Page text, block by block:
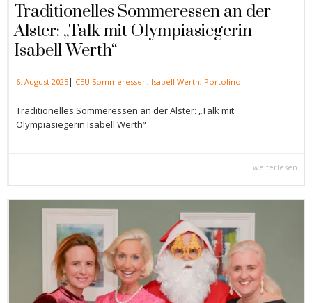
Traditionelles Sommeressen an der
Alster: „Talk mit Olympiasiegerin
Isabell Werth“
6. August 2025| CEU Sommeressen, Isabell Werth, Portolino
Traditionelles Sommeressen an der Alster: „Talk mit
Olympiasiegerin Isabell Werth“
weiterlesen